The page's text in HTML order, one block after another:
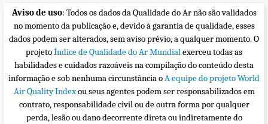
Aviso de uso: Todos os dados da Qualidade do Ar não são validados
no momento da publicação e, devido à garantia de qualidade, esses
dados podem ser alterados, sem aviso prévio, a qualquer momento. O
projetoÍndice de Qualidade do Ar Mundialexerceu todas as
habilidades e cuidados razoáveis na compilação do conteúdo desta
informação e sob nenhuma circunstância oA equipe do projeto World
Air Quality Indexou seus agentes podem ser responsabilizados em
contrato, responsabilidade civil ou de outra forma por qualquer
perda, lesão ou dano decorrente direta ou indiretamente do